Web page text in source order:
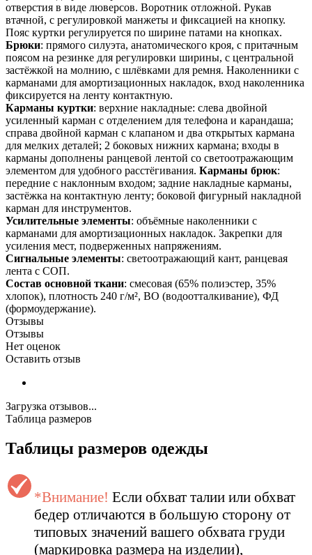
отверстия в виде люверсов. Воротник отложной. Рукав
втачной, с регулировкой манжеты и фиксацией на кнопку.
Пояс куртки регулируется по ширине патами на кнопках.
Брюки: прямого силуэта, анатомического кроя, с притачным
поясом на резинке для регулировки ширины, с центральной
застёжкой на молнию, с шлёвками для ремня. Наколенники с
карманами для амортизационных накладок, вход наколенника
фиксируется на ленту контактную.
Карманы куртки: верхние накладные: слева двойной
усиленный карман с отделением для телефона и карандаша;
справа двойной карман с клапаном и два открытых кармана
для мелких деталей; 2 боковых нижних кармана; входы в
карманы дополнены ранцевой лентой со светоотражающим
элементом для удобного расстёгивания. Карманы брюк:
передние с наклонным входом; задние накладные карманы,
застёжка на контактную ленту; боковой фигурный накладной
карман для инструментов.
Усилительные элементы: объёмные наколенники с
карманами для амортизационных накладок. Закрепки для
усиления мест, подверженных напряжениям.
Сигнальные элементы: светоотражающий кант, ранцевая
лента с СОП.
Состав основной ткани: смесовая (65% полиэстер, 35%
хлопок), плотность 240 г/м², ВО (водоотталкивание), ФД
(формоудержание).
Отзывы
Отзывы
Нет оценок
Оставить отзыв
Загрузка отзывов...
Таблица размеров
Таблицы размеров одежды
*Внимание! Если обхват талии или обхват
бедер отличаются в большую сторону от
типовых значений вашего обхвата груди
(маркировка размера на изделии),